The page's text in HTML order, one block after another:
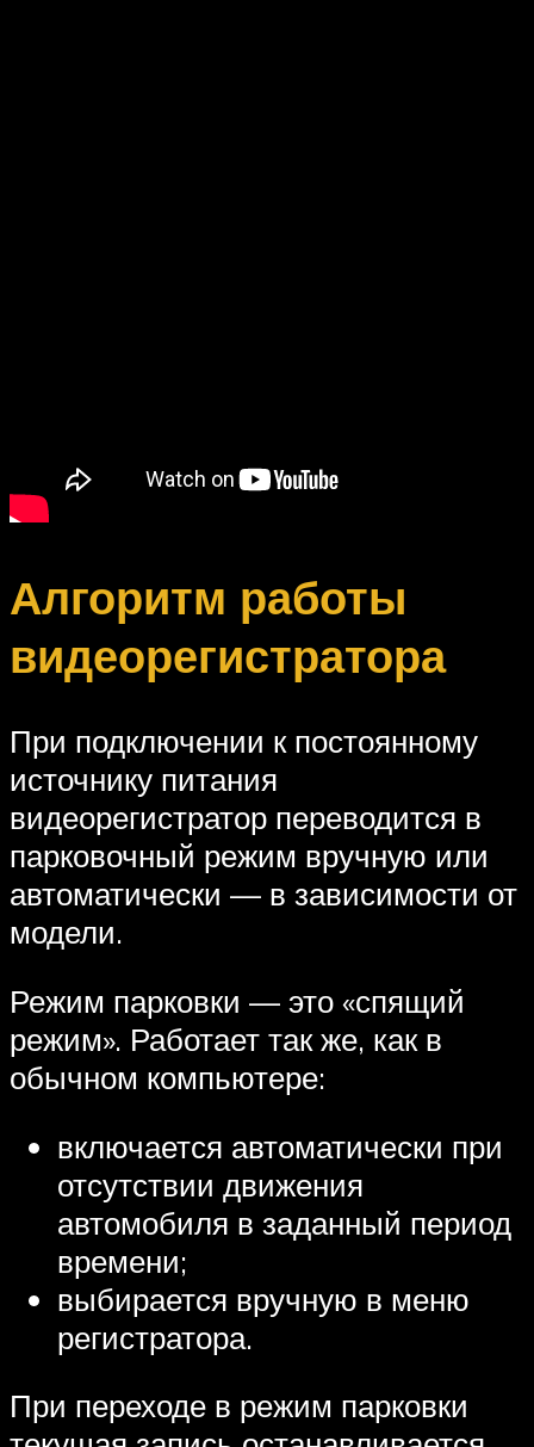
Алгоритм работы
видеорегистратора
При подключении к постоянному
источнику питания
видеорегистратор переводится в
парковочный режим вручную или
автоматически — в зависимости от
модели.
Режим парковки — это «спящий
режим». Работает так же, как в
обычном компьютере:
включается автоматически при
отсутствии движения
автомобиля в заданный период
времени;
выбирается вручную в меню
регистратора.
При переходе в режим парковки